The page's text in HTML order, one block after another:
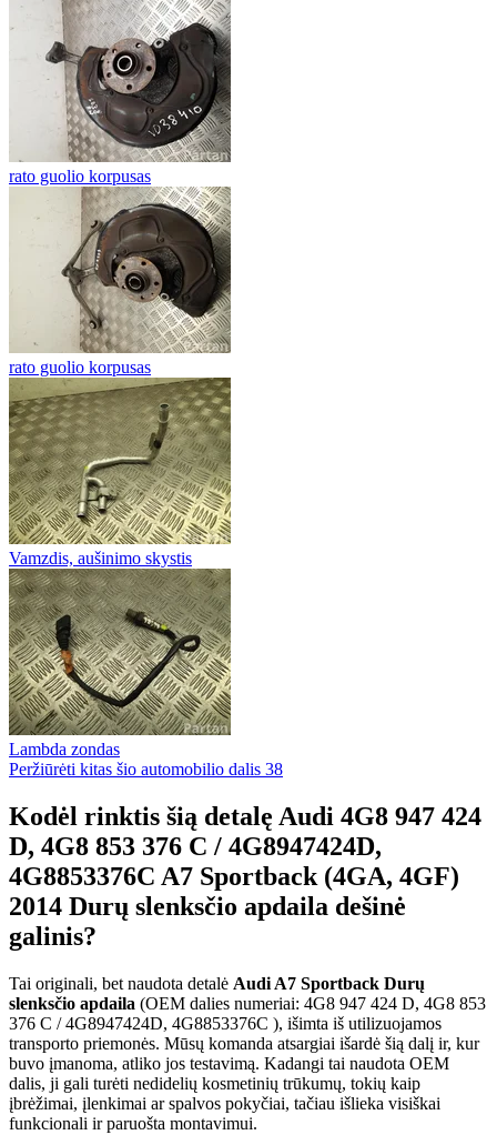
rato guolio korpusas
rato guolio korpusas
Vamzdis, aušinimo skystis
Lambda zondas
Peržiūrėti kitas šio automobilio dalis 38
Kodėl rinktis šią detalę Audi 4G8 947 424
D, 4G8 853 376 C / 4G8947424D,
4G8853376C A7 Sportback (4GA, 4GF)
2014 Durų slenksčio apdaila dešinė
galinis?
Tai originali, bet naudota detalė Audi A7 Sportback Durų
slenksčio apdaila (OEM dalies numeriai: 4G8 947 424 D, 4G8 853
376 C / 4G8947424D, 4G8853376C ), išimta iš utilizuojamos
transporto priemonės. Mūsų komanda atsargiai išardė šią dalį ir, kur
buvo įmanoma, atliko jos testavimą. Kadangi tai naudota OEM
dalis, ji gali turėti nedidelių kosmetinių trūkumų, tokių kaip
įbrėžimai, įlenkimai ar spalvos pokyčiai, tačiau išlieka visiškai
funkcionali ir paruošta montavimui.